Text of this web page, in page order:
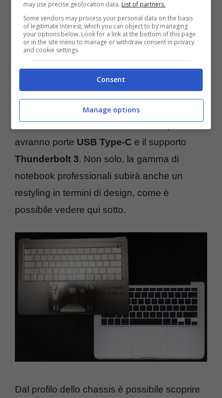
generazione di notebook di Apple sarebbe
stata presentata a novembre, adesso vi sono
notizie contrastanti che sottolineano una
possibile presentazione entro la fine del
Sul fronte delle caratteristiche tecniche,
entrambi i MacBook Pro da 13 e 15 pollici
avranno porte USB Type-C e il supporto
Thunderbolt 3. Non solo, la gamma di
notebook professionali subirà anche un
restyling in termini di design, come è
possibile vedere qui sotto.
Dal profilo dello chassis è possibile scoprire
may use precise geolocation data. List of partners.
Some vendors may process your personal data on the basis
of legitimate interest, which you can object to by managing
your options below. Look for a link at the bottom of this page
or in the site menu to manage or withdraw consent in privacy
and cookie settings.
Consent
Manage options